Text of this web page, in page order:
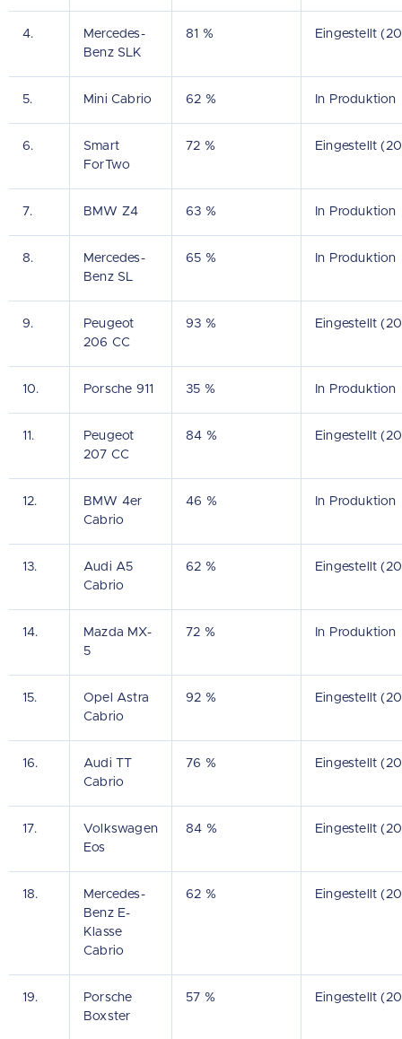
4.
Mercedes-
Benz SLK
81 % Eingestellt
5. Mini Cabrio 62 % In Produktion
6.
Smart
ForTwo
72 % Eingestellt
7. BMW Z4 63 % In Produktion
8.
Mercedes-
Benz SL
65 % In Produktion
9.
Peugeot
206 CC
93 % Eingestellt
10. Porsche 911 35 % In Produktion
11.
Peugeot
207 CC
84 % Eingestellt
12.
BMW 4er
Cabrio
46 % In Produktion
13.
Audi A5
Cabrio
62 % Eingestellt
14.
Mazda MX-
5
72 % In Produktion
15.
Opel Astra
Cabrio
92 % Eingestellt
16.
Audi TT
Cabrio
76 % Eingestellt
17.
Volkswagen
Eos
84 % Eingestellt
18.
Mercedes-
Benz E-
Klasse
Cabrio
62 % Eingestellt
19.
Porsche
Boxster
57 % Eingestellt